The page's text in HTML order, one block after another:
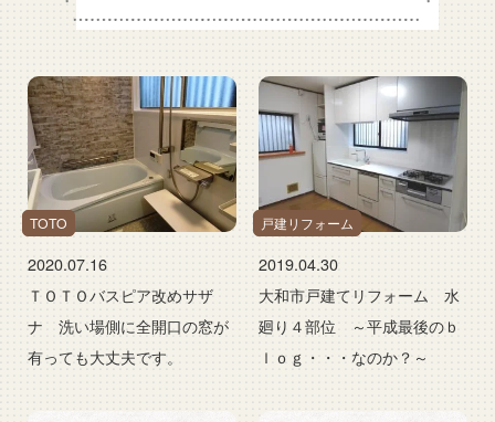
TOTO
2020.07.16
ＴＯＴＯバスピア改めサザ
ナ 洗い場側に全開口の窓が
有っても大丈夫です。
戸建リフォーム
2019.04.30
大和市戸建てリフォーム 水
廻り４部位 ～平成最後のｂ
ｌｏｇ・・・なのか？～